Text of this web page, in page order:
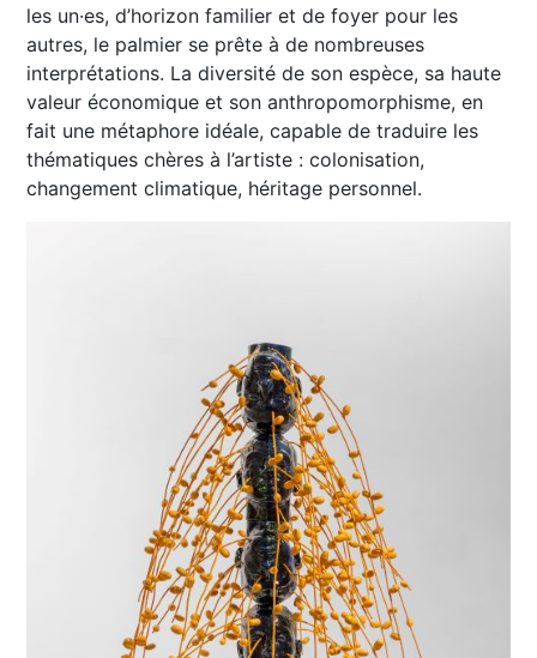
les un·es, d’horizon familier et de foyer pour les
autres, le palmier se prête à de nombreuses
interprétations. La diversité de son espèce, sa haute
valeur économique et son anthropomorphisme, en
fait une métaphore idéale, capable de traduire les
thématiques chères à l’artiste : colonisation,
changement climatique, héritage personnel.